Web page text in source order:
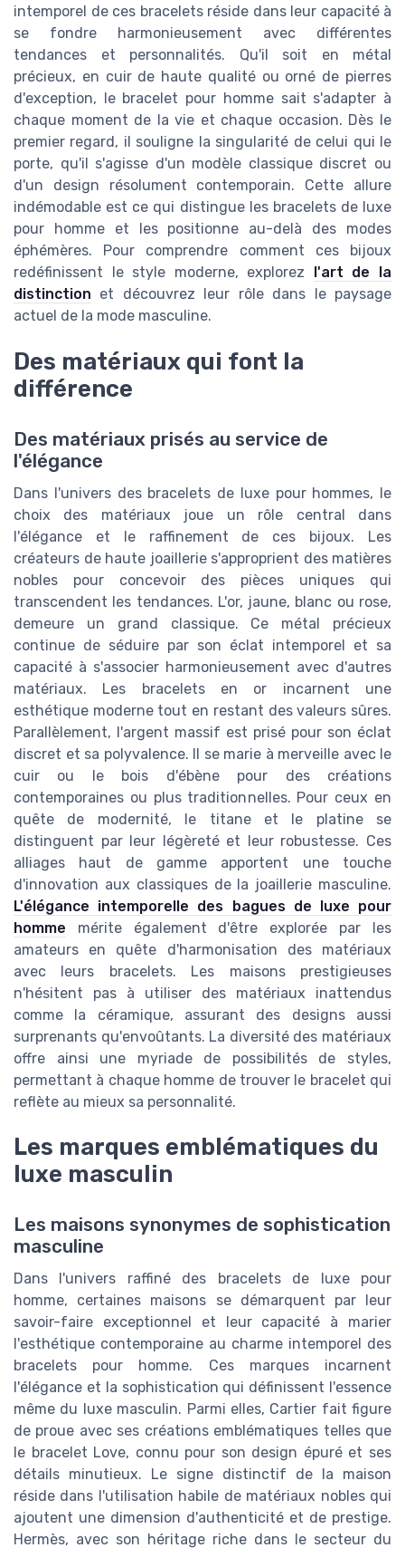
intemporel de ces bracelets réside dans leur capacité à
se fondre harmonieusement avec différentes
tendances et personnalités. Qu'il soit en métal
précieux, en cuir de haute qualité ou orné de pierres
d'exception, le bracelet pour homme sait s'adapter à
chaque moment de la vie et chaque occasion. Dès le
premier regard, il souligne la singularité de celui qui le
porte, qu'il s'agisse d'un modèle classique discret ou
d'un design résolument contemporain. Cette allure
indémodable est ce qui distingue les bracelets de luxe
pour homme et les positionne au-delà des modes
éphémères. Pour comprendre comment ces bijoux
redéfinissent le style moderne, explorez
l'art de la
distinction et découvrez leur rôle dans le paysage
actuel de la mode masculine.
Des matériaux qui font la
différence
Des matériaux prisés au service de
l'élégance
Dans l'univers des bracelets de luxe pour hommes, le
choix des matériaux joue un rôle central dans
l'élégance et le raffinement de ces bijoux. Les
créateurs de haute joaillerie s'approprient des matières
nobles pour concevoir des pièces uniques qui
transcendent les tendances. L'or, jaune, blanc ou rose,
demeure un grand classique. Ce métal précieux
continue de séduire par son éclat intemporel et sa
capacité à s'associer harmonieusement avec d'autres
matériaux. Les bracelets en or incarnent une
esthétique moderne tout en restant des valeurs sûres.
Parallèlement, l'argent massif est prisé pour son éclat
discret et sa polyvalence. Il se marie à merveille avec le
cuir ou le bois d'ébène pour des créations
contemporaines ou plus traditionnelles. Pour ceux en
quête de modernité, le titane et le platine se
distinguent par leur légèreté et leur robustesse. Ces
alliages haut de gamme apportent une touche
d'innovation aux classiques de la joaillerie masculine.
L'élégance intemporelle des bagues de luxe pour
homme mérite également d'être explorée par les
amateurs en quête d'harmonisation des matériaux
avec leurs bracelets. Les maisons prestigieuses
n'hésitent pas à utiliser des matériaux inattendus
comme la céramique, assurant des designs aussi
surprenants qu'envoûtants. La diversité des matériaux
offre ainsi une myriade de possibilités de styles,
permettant à chaque homme de trouver le bracelet qui
reflète au mieux sa personnalité.
Les marques emblématiques du
luxe masculin
Les maisons synonymes de sophistication
masculine
Dans l'univers raffiné des bracelets de luxe pour
homme, certaines maisons se démarquent par leur
savoir-faire exceptionnel et leur capacité à marier
l'esthétique contemporaine au charme intemporel des
bracelets pour homme. Ces marques incarnent
l'élégance et la sophistication qui définissent l'essence
même du luxe masculin. Parmi elles, Cartier fait figure
de proue avec ses créations emblématiques telles que
le bracelet Love, connu pour son design épuré et ses
détails minutieux. Le signe distinctif de la maison
réside dans l'utilisation habile de matériaux nobles qui
ajoutent une dimension d'authenticité et de prestige.
Hermès, avec son héritage riche dans le secteur du